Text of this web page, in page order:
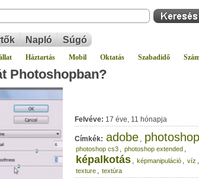
Napló Súgó
Háztartás Mobil Oktatás Szabadidő
Photoshopban?
Felvéve: 17 éve, 11 hónapja
Címkék: adobe , photoshop
photoshop cs3 , photoshop extended ,
képalkotás , képmanipuláció , víz ,
texture , textúra